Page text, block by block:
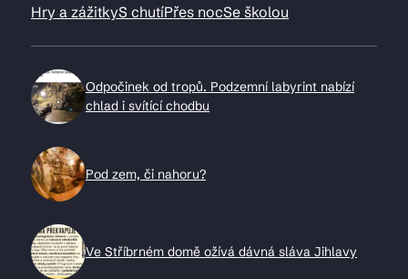
Hry a zážitkyS chutíPřes nocSe školou
Odpočinek od tropů. Podzemní labyrint nabízí
chlad i svítící chodbu
Pod zem, či nahoru?
Ve Stříbrném domě ožívá dávná sláva Jihlavy